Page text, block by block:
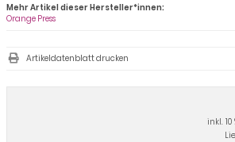
inkl. 10
Mehr Artikel dieser Hersteller*innen:
Orange Press
Artikeldatenblatt drucken